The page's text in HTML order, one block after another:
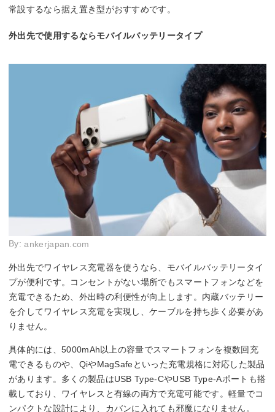
常設するなら据え置き型がおすすめです。
外出先で使用するならモバイルバッテリータイプ
By:ankerjapan.com
外出先でワイヤレス充電器を使うなら、モバイルバッテリータイ
プが便利です。コンセントがない場所でもスマートフォンなどを
充電できるため、外出時の利便性が向上します。内蔵バッテリー
を介してワイヤレス充電を実現し、ケーブルを持ち歩く必要があ
りません。
具体的には、5000mAh以上の容量でスマートフォンを複数回充
電できるものや、QiやMagSafeといった充電規格に対応した製品
があります。多くの製品はUSB Type-CやUSB Type-Aポートも搭
載しており、ワイヤレスと有線の両方で充電可能です。軽量でコ
ンパクトな設計により、カバンに入れても邪魔になりません。